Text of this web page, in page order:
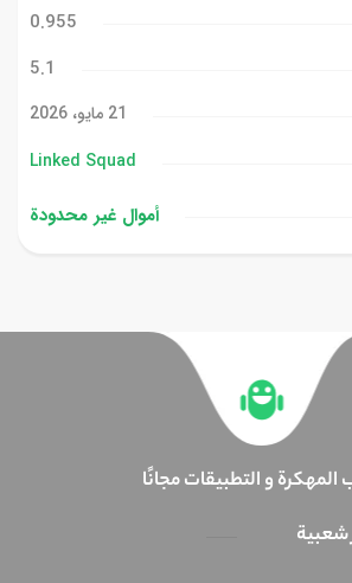
0.955
5.1
21 مايو، 2026
Linked Squad‏
أموال غیر محدودة
المهكرة و التطبيقات مجانًا
شعبية